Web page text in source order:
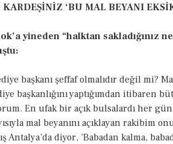
‘BU MAL BEYANI
yineden “halktan sakladığınız
başkanı şeffaf olmalıdır değil mi?
başkanlığını yaptığımdan itibaren
En ufak bir açık bulsalardı her
mal beyanını açıklayan rakibim
Antalya’da diyor, ‘Babadan kalma,